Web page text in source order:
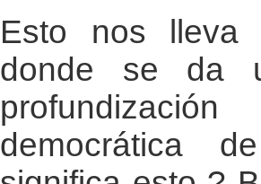
Esto nos lleva
donde se da
democrática